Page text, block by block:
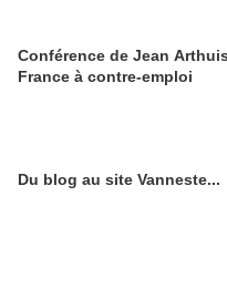
Conférence de Jean
France à contre-emploi
Du blog au site Vanneste...